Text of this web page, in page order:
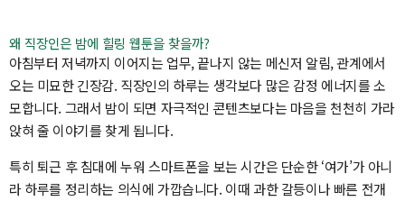
왜 직장인은 밤에 힐링 웹툰을 찾을까?
아침부터 저녁까지 이어지는 업무, 끝나지 않는 메신저 알림, 관계에서
오는 미묘한 긴장감. 직장인의 하루는 생각보다 많은 감정 에너지를 소
모합니다. 그래서 밤이 되면 자극적인 콘텐츠보다는 마음을 천천히 가라
앉혀 줄 이야기를 찾게 됩니다.
특히 퇴근 후 침대에 누워 스마트폰을 보는 시간은 단순한 ‘여가’가 아니
라 하루를 정리하는 의식에 가깝습니다. 이때 과한 갈등이나 빠른 전개